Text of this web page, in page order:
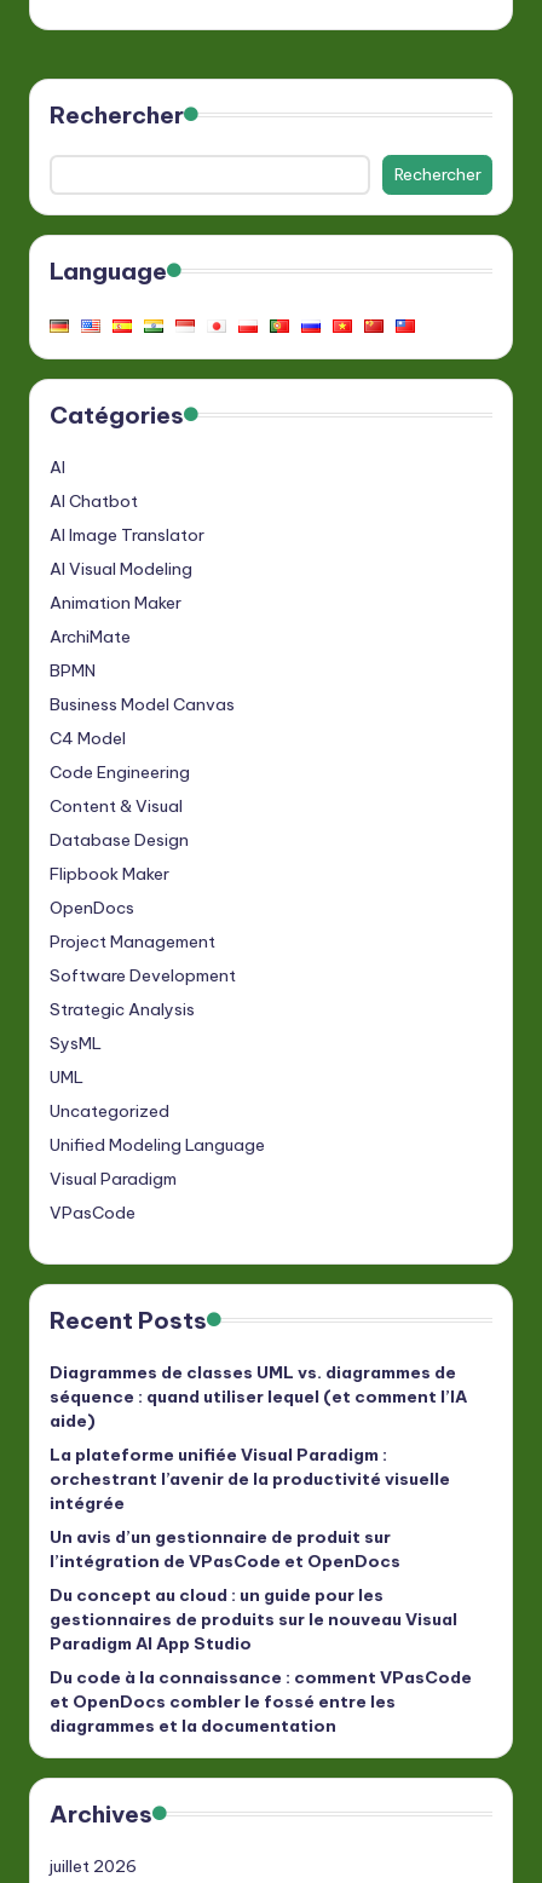
Rechercher
Rechercher
Language
Catégories
AI
AI Chatbot
AI Image Translator
AI Visual Modeling
Animation Maker
ArchiMate
BPMN
Business Model Canvas
C4 Model
Code Engineering
Content & Visual
Database Design
Flipbook Maker
OpenDocs
Project Management
Software Development
Strategic Analysis
SysML
UML
Uncategorized
Unified Modeling Language
Visual Paradigm
VPasCode
Recent Posts
Diagrammes de classes UML vs. diagrammes de
séquence : quand utiliser lequel (et comment l’IA
aide)
La plateforme unifiée Visual Paradigm :
orchestrant l’avenir de la productivité visuelle
intégrée
Un avis d’un gestionnaire de produit sur
l’intégration de VPasCode et OpenDocs
Du concept au cloud : un guide pour les
gestionnaires de produits sur le nouveau Visual
Paradigm AI App Studio
Du code à la connaissance : comment VPasCode
et OpenDocs combler le fossé entre les
diagrammes et la documentation
Archives
juillet 2026